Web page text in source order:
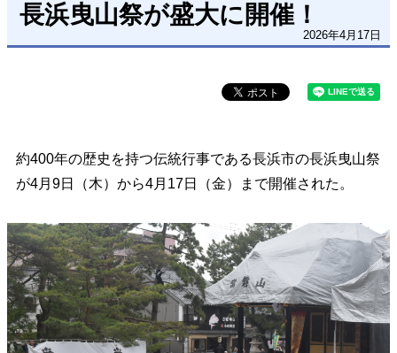
長浜曳山祭が盛大に開催！
2026年4月17日
約400年の歴史を持つ伝統行事である長浜市の長浜曳山祭
が4月9日（木）から4月17日（金）まで開催された。